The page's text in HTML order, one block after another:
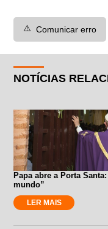
⚠️ Comunicar erro
NOTÍCIAS
Papa abre a Porta
mundo”
LER MAIS